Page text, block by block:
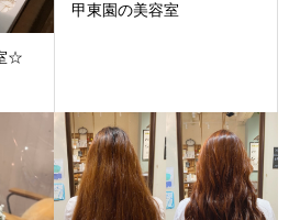
☆
甲東園の美容室